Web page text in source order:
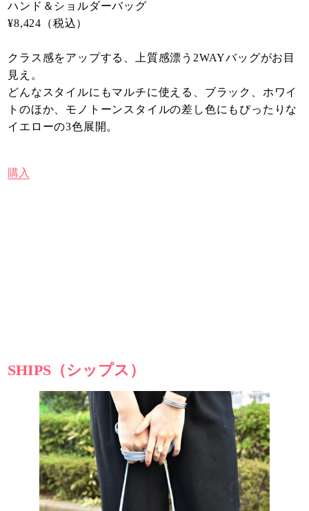
ハンド＆ショルダーバッグ
¥8,424（税込）
クラス感をアップする、上質感漂う2WAYバッグがお目
見え。
どんなスタイルにもマルチに使える、ブラック、ホワイ
トのほか、モノトーンスタイルの差し色にもぴったりな
イエローの3色展開。
購入
SHIPS（シップス）